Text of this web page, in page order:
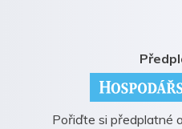
Pořiďte si předplatné